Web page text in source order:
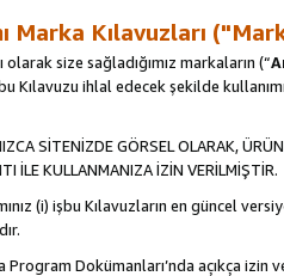
Marka Kılavuzları
size sağladığımız markaların (“
Kılavuzu ihlal edecek şekilde
SİTENİZDE GÖRSEL OLARAK,
İLE KULLANMANIZA İZİN VERİLMİŞTİR.
(i) işbu Kılavuzların en güncel
Program Dokümanları’nda açıkça